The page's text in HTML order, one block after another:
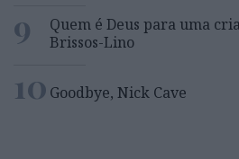
9
Quem é Deus para uma
Brissos-Lino
10 Goodbye, Nick Cave